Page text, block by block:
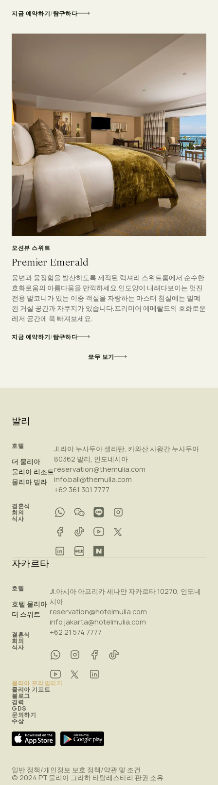
모두 보기
지금 예약하기/탐구하다
오션뷰 스위트
Premier Emerald
웅변과 웅장함을 발산하도록 제작된 럭셔리 스위트룸에서 순수한
호화로움의 아름다움을 만끽하세요.인도양이 내려다보이는 멋진
전용 발코니가 있는 이중 객실을 자랑하는 마스터 침실에는 밀폐
된 거실 공간과 자쿠지가 있습니다.프리미어 에메랄드의 호화로운
레저 공간에 푹 빠져보세요.
지금 예약하기/탐구하다
발리
호텔
더 물리아
물리아 리조트
물리아 빌라
결혼식
회의
식사
Jl.라야 누사두아 셀라탄, 카와산 사왕간 누사두아
80362 발리, 인도네시아
reservation@themulia.com
info.bali@themulia.com
+62 361 301 7777
자카르타
호텔
호텔 물리아
더 스위트
결혼식
회의
식사
Jl.아시아 아프리카 세나얀 자카르타 10270, 인도네
시아
reservation@hotelmulia.com
info.jakarta@hotelmulia.com
+62 21 574 7777
물리아 프리빌리지
물리아 기프트
블로그
경력
GDS
문의하기
수상
© 2024 PT.물리아 그라하 타탈레스타리.판권 소유
일반 정책/개인정보 보호 정책/약관 및 조건